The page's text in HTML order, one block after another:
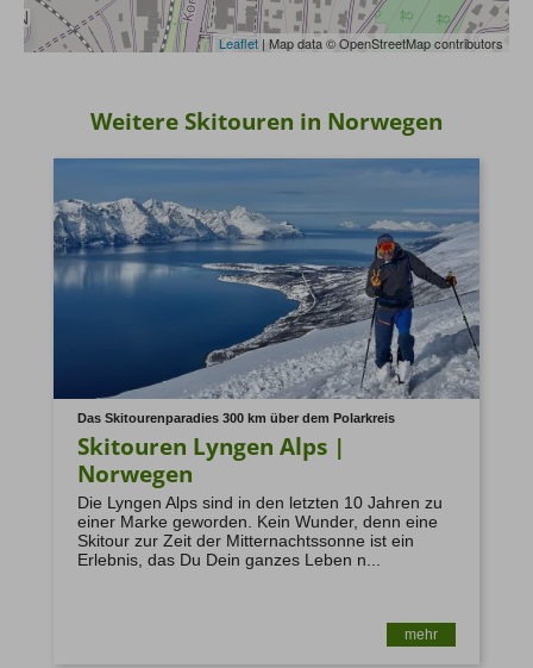
Weitere Hinweise zum Thema
10. Mobilitätshinweis
11. Sprache
12. Reiserücktritt
13. Restrisiko
Leaflet | Map data © OpenStreetMap contributors
Weitere Skitouren in Norwegen
Das Skitourenparadies 300 km über dem Polarkreis
Skitouren Lyngen Alps |
Norwegen
Die Lyngen Alps sind in den letzten 10 Jahren zu
einer Marke geworden. Kein Wunder, denn eine
Skitour zur Zeit der Mitternachtssonne ist ein
Erlebnis, das Du Dein ganzes Leben n...
mehr